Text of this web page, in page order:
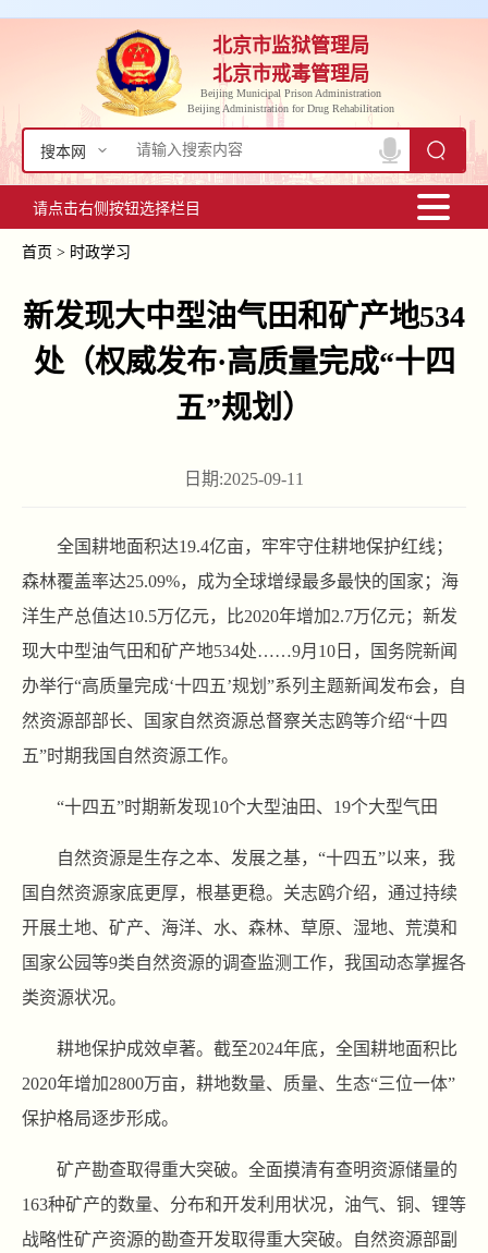
北京市监狱管理局
北京市戒毒管理局
Beijing Municipal Prison Administration
Beijing Administration for Drug Rehabilitation
搜本网
请点击右侧按钮选择栏目
首页 > 时政学习
新发现大中型油气田和矿产地534
处（权威发布·高质量完成“十四
五”规划）
日期:2025-09-11
全国耕地面积达19.4亿亩，牢牢守住耕地保护红线；
森林覆盖率达25.09%，成为全球增绿最多最快的国家；海
洋生产总值达10.5万亿元，比2020年增加2.7万亿元；新发
现大中型油气田和矿产地534处……9月10日，国务院新闻
办举行“高质量完成‘十四五’规划”系列主题新闻发布会，自
然资源部部长、国家自然资源总督察关志鸥等介绍“十四
五”时期我国自然资源工作。
“十四五”时期新发现10个大型油田、19个大型气田
自然资源是生存之本、发展之基，“十四五”以来，我
国自然资源家底更厚，根基更稳。关志鸥介绍，通过持续
开展土地、矿产、海洋、水、森林、草原、湿地、荒漠和
国家公园等9类自然资源的调查监测工作，我国动态掌握各
类资源状况。
耕地保护成效卓著。截至2024年底，全国耕地面积比
2020年增加2800万亩，耕地数量、质量、生态“三位一体”
保护格局逐步形成。
矿产勘查取得重大突破。全面摸清有查明资源储量的
163种矿产的数量、分布和开发利用状况，油气、铜、锂等
战略性矿产资源的勘查开发取得重大突破。自然资源部副